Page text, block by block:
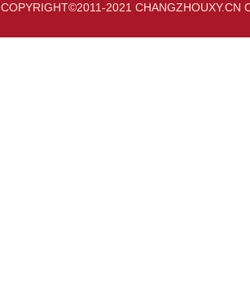
COPYRIGHT©2011-2021 CHANGZHOUXY.CN